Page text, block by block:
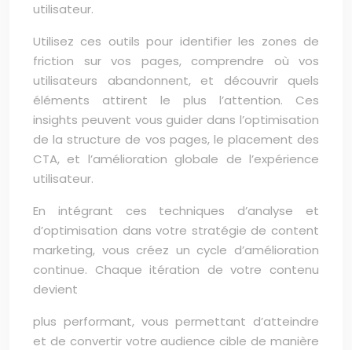
utilisateur.
Utilisez ces outils pour identifier les zones de
friction sur vos pages, comprendre où vos
utilisateurs abandonnent, et découvrir quels
éléments attirent le plus l’attention. Ces
insights peuvent vous guider dans l’optimisation
de la structure de vos pages, le placement des
CTA, et l’amélioration globale de l’expérience
utilisateur.
En intégrant ces techniques d’analyse et
d’optimisation dans votre stratégie de content
marketing, vous créez un cycle d’amélioration
continue. Chaque itération de votre contenu
devient
plus performant, vous permettant d’atteindre
et de convertir votre audience cible de manière